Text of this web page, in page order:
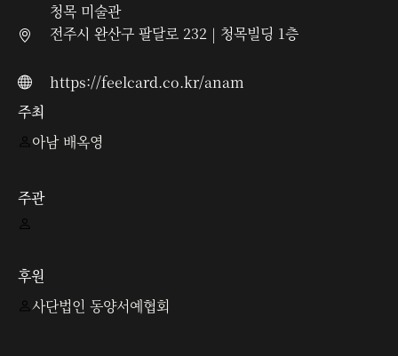
청목 미술관
전주시 완산구 팔달로 232 | 청목빌딩 1층
https://feelcard.co.kr/anam
주최
아남 배옥영
주관
후원
사단법인 동양서예협회